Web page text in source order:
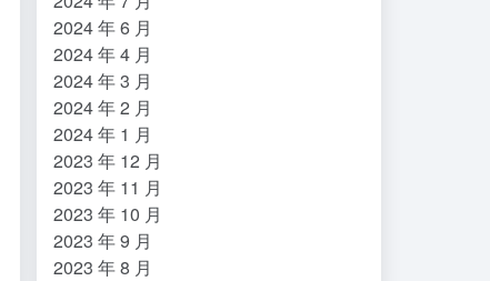
2024 年 6 月
2024 年 4 月
2024 年 3 月
2024 年 2 月
2024 年 1 月
2023 年 12 月
2023 年 11 月
2023 年 10 月
2023 年 9 月
2023 年 8 月